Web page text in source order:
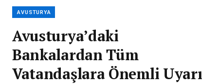
AVUSTURYA
Avusturya’daki
Bankalardan Tüm
Vatandaşlara Önemli Uyarı